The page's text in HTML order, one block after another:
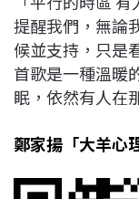
提醒我們，無論
候並支持，只是
首歌是一種溫暖
眠，依然有人在
鄭家揚「大羊心